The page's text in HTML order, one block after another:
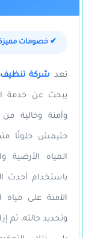
✔ خصومات
تعد شركة تنظيف
يبحث عن خدمة
وآمنة وخالية
حتيمش حلولًا
المياه الأرضية
باستخدام أحدث
الآمنة على
وتحديد حالته، ثم